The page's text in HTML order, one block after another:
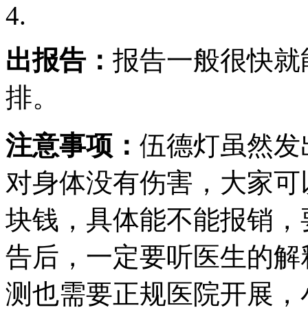
4.
出报告： 报告一般很快
排。
注意事项： 伍德灯虽然
对身体没有伤害，大家
块钱，具体能不能报销
告后，一定要听医生的
测也需要正规医院开展